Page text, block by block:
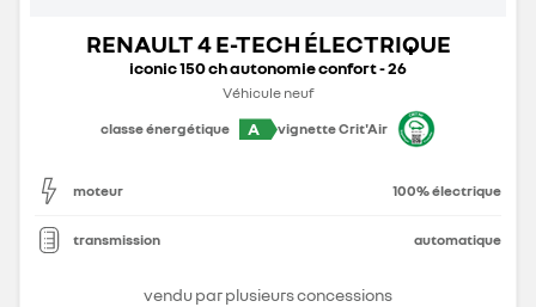
RENAULT 4 E-TECH ÉLECTRIQUE
iconic 150 ch autonomie confort - 26
Véhicule neuf
classe énergétique
A vignette Crit'Air
moteur 100% électrique
transmission automatique
vendu par plusieurs concessions